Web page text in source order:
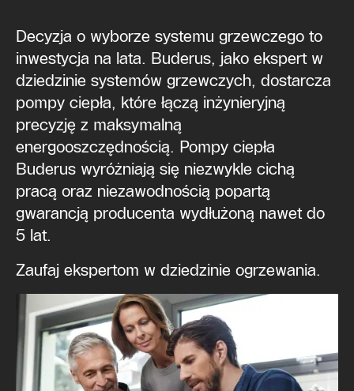
Decyzja o wyborze systemu grzewczego to
inwestycja na lata. Buderus, jako ekspert w
dziedzinie systemów grzewczych, dostarcza
pompy ciepła, które łączą inżynieryjną
precyzję z maksymalną
energooszczędnością. Pompy ciepła
Buderus wyróżniają się niezwykle cichą
pracą oraz niezawodnością popartą
gwarancją producenta wydłużoną nawet do
5 lat.
Zaufaj ekspertom w dziedzinie ogrzewania.